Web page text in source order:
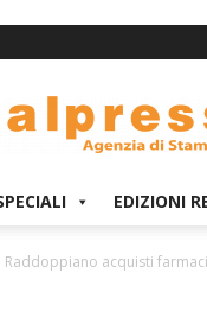
EDIZIONI
Raddoppiano acquisti